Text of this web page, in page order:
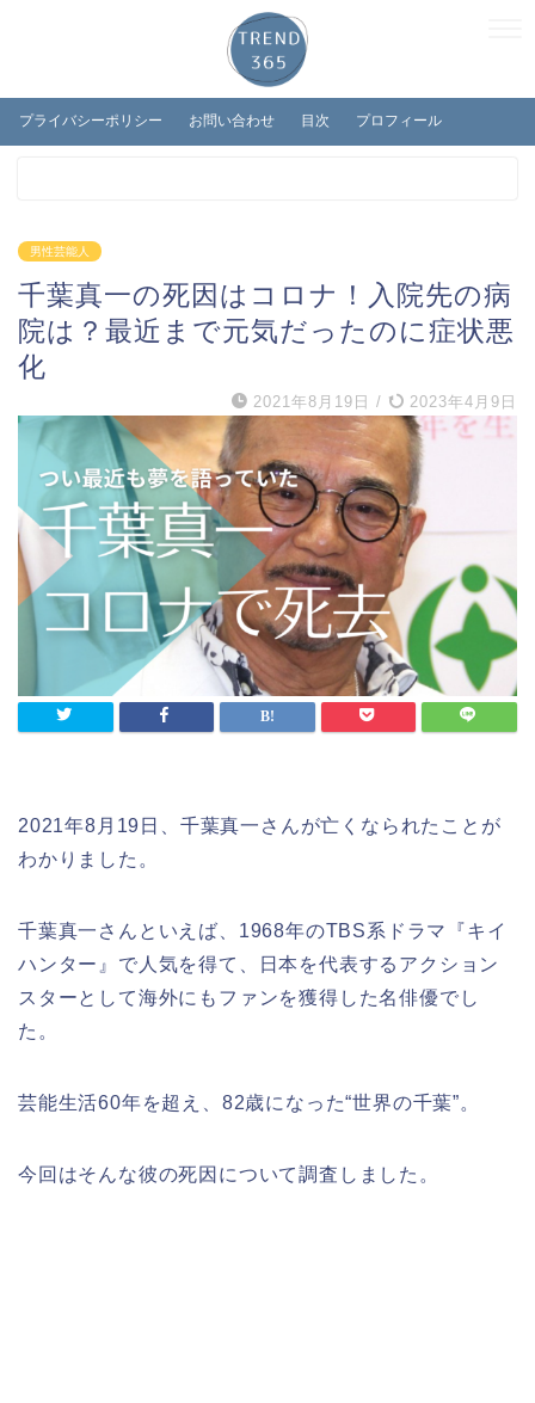
プライバシーポリシー お問い合わせ 目次 プロフィール
男性芸能人
千葉真一の死因はコロナ！入院先の病
院は？最近まで元気だったのに症状悪
化
2021年8月19日 / 2023年4月9日
2021年8月19日、千葉真一さんが亡くなられたことが
わかりました。
千葉真一さんといえば、1968年のTBS系ドラマ『キイ
ハンター』で人気を得て、日本を代表するアクション
スターとして海外にもファンを獲得した名俳優でし
た。
芸能生活60年を超え、82歳になった“世界の千葉”。
今回はそんな彼の死因について調査しました。